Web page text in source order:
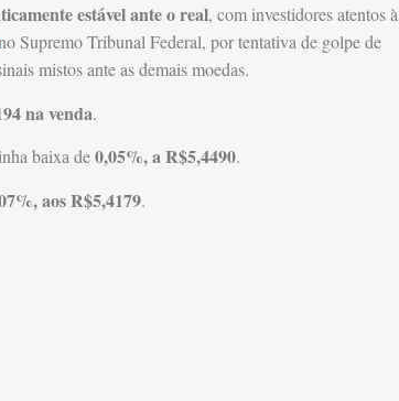
estável ante o real, com investidores atentos à
Supremo Tribunal Federal, por tentativa de golpe de
mistos ante as demais moedas.
na venda.
baixa de0,05%, a R$5,4490.
aos R$5,4179.